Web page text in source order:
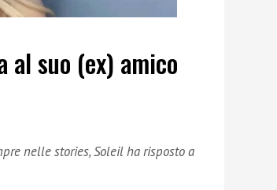
al suo (ex) amico
nelle stories, Soleil ha risposto a